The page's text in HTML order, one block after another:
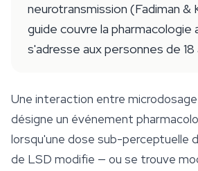
neurotransmission (Fadiman &
guide couvre la pharmacologie
s'adresse aux personnes de 18
Une interaction entre
désigne un événement
lorsqu'une dose sub-perceptuelle
de LSD modifie — ou se trouve